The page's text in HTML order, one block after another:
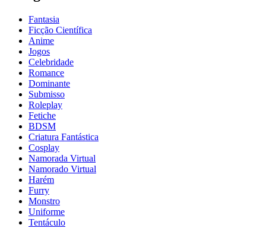
Fantasia
Ficção Científica
Anime
Jogos
Celebridade
Romance
Dominante
Submisso
Roleplay
Fetiche
BDSM
Criatura Fantástica
Cosplay
Namorada Virtual
Namorado Virtual
Harém
Furry
Monstro
Uniforme
Tentáculo